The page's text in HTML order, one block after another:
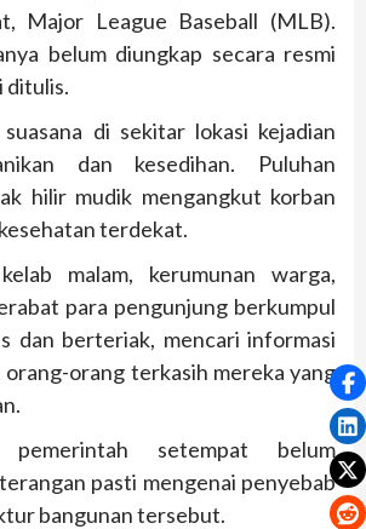
Major League Baseball (MLB).
belum diungkap secara resmi
ditulis.
di sekitar lokasi kejadian
dan kesedihan. Puluhan
hilir mudik mengangkut korban
terdekat.
malam, kerumunan warga,
para pengunjung berkumpul
dan berteriak, mencari informasi
orang-orang terkasih mereka yang
setempat belum
pasti mengenai penyebab
bangunan tersebut.